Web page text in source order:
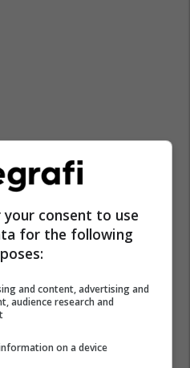
consent to use
for the following
and content, advertising and
audience research and
on a device